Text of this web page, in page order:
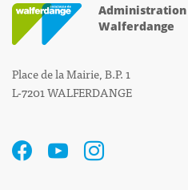
Administration
Walferdange
Place de la Mairie, B.P. 1
L-7201 WALFERDANGE